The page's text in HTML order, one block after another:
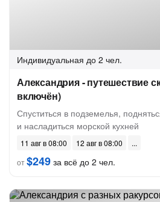
Индивидуальная до 2 чел.
Александрия - путешествие
включён)
Спуститься в подземелья,
и насладиться морской кухней
11 авг в 08:00
12 авг в 08:00
от$249 за всё до 2 чел.